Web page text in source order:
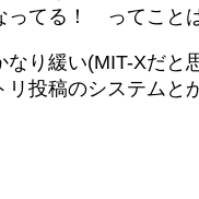
ってる！ ってこと
り緩い(MIT-Xだ
投稿のシステムと